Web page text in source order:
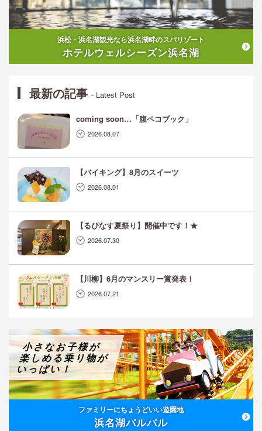
浜松・浜名湖観光なら浜名湖畔のスパリゾート
ホテルウェルシーズン浜名湖
最新の記事- Latest Post
coming soon…「腹ペコブック」
2026.08.07
【バイキング】8月のスイーツ
2026.08.01
【るぴなす夏祭り】開催中です！★
2026.07.30
【川柳】6月のマンスリー賞発表！
2026.07.21
小さなお子様が
楽しめる乗り物が
いっぱい！
ファミリーにちょうどいい遊園地
浜名湖パルパル